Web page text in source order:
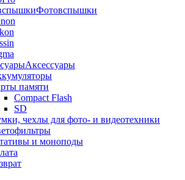
Фотовспышки
Аксессуары
памяти
Compact Flash
SD
чехлы для фото- и видеотехники
и моноподы